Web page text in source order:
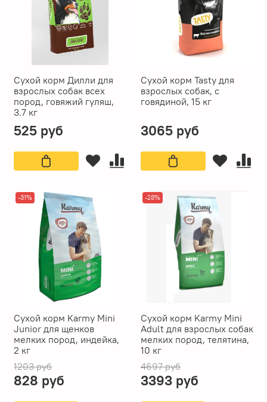
Сухой корм Дилли для
взрослых собак всех
пород, говяжий гуляш,
3.7 кг
525 руб
Сухой корм Tasty для
взрослых собак, с
говядиной, 15 кг
3065 руб
-31%
Сухой корм Karmy Mini
Junior для щенков
мелких пород, индейка,
2 кг
1203 руб
828 руб
-28%
Сухой корм Karmy Mini
Adult для взрослых собак
мелких пород, телятина,
10 кг
4697 руб
3393 руб